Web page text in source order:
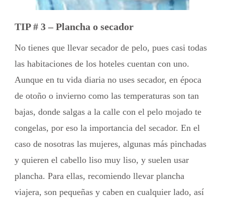
TIP # 3 – Plancha o secador
No tienes que llevar secador de pelo, pues casi todas
las habitaciones de los hoteles cuentan con uno.
Aunque en tu vida diaria no uses secador, en época
de otoño o invierno como las temperaturas son tan
bajas, donde salgas a la calle con el pelo mojado te
congelas, por eso la importancia del secador. En el
caso de nosotras las mujeres, algunas más pinchadas
y quieren el cabello liso muy liso, y suelen usar
plancha. Para ellas, recomiendo llevar plancha
viajera, son pequeñas y caben en cualquier lado, así